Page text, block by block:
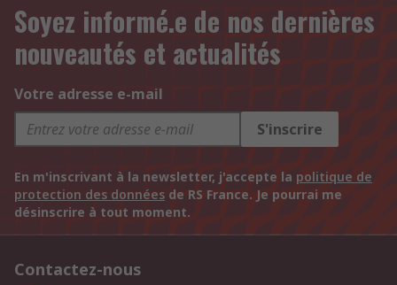
Soyez informé.e de nos dernières
nouveautés et actualités
Votre adresse e-mail
S'inscrire
En m'inscrivant à la newsletter, j'accepte la politique de
protection des données de RS France. Je pourrai me
désinscrire à tout moment.
Contactez-nous